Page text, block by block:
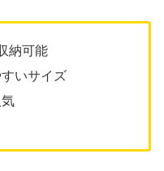
納可能
いサイズ